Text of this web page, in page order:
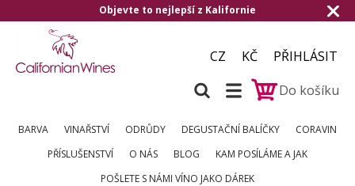
Doručení zdarma od
CZ KČ
PŘIHLÁSIT
Do košíku
BARVA VINAŘSTVÍ ODRŮDY DEGUSTAČNÍ BALÍČKY
CORAVIN
PŘÍSLUŠENSTVÍ
O NÁS BLOG
KAM POSÍLÁME A JAK
POŠLETE S NÁMI VÍNO JAKO DÁREK